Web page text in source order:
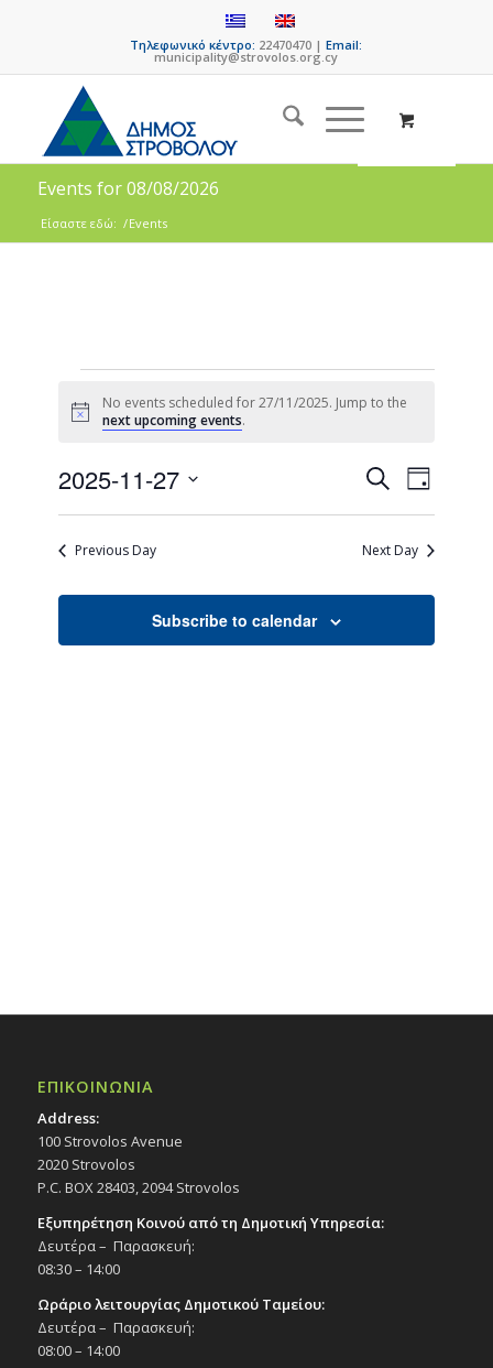
Τηλεφωνικό κέντρο: 22470470 |Email:
municipality@strovolos.org.cy
Events for 08/08/2026
Είσαστε εδώ: /Events
Notice
No events scheduled for 27/11/2025. Jump to the
next upcoming events.
Events
Search
and
SearchEvent
Views
Day
2025-11-27
Previous Day
Next Day
Subscribe to calendar
ΕΠΙΚΟΙΝΩΝΙΑ
Address:
100 Strovolos Avenue
2020 Strovolos
P.C. BOX 28403, 2094 Strovolos
Εξυπηρέτηση Κοινού από τη Δημοτική Υπηρεσία:
Δευτέρα – Παρασκευή:
08:30 – 14:00
Ωράριο λειτουργίας Δημοτικού Ταμείου:
Δευτέρα – Παρασκευή:
08:00 – 14:00